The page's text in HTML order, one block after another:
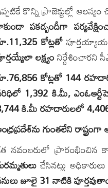
కొన్ని ప్రాజెక్టుల్లో
పకడ్బందీగా
కోట్లతో
లక్ష్యంనిర్దేశించారని
కోట్లతో 144
1,392 కి.మీ,
కి.మీ రహదారులలో
గుంతలేని రాష్ట్రంగా
నవంబరులో ప్రారంభించిన
చేసినట్లు
జూలై 31 నాటికి